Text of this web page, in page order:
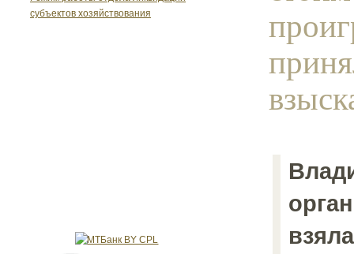
субъектов хозяйствования